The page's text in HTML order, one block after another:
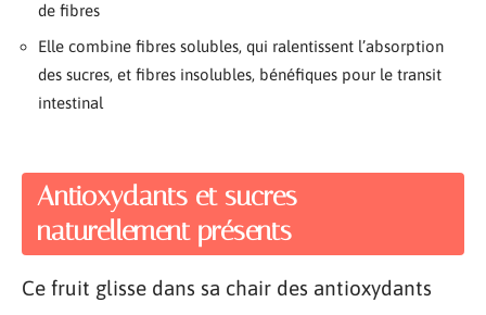
de fibres
Elle combine fibres solubles, qui ralentissent l’absorption
des sucres, et fibres insolubles, bénéfiques pour le transit
intestinal
Antioxydants et sucres
naturellement présents
Ce fruit glisse dans sa chair des antioxydants